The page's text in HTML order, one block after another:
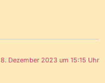
8. Dezember 2023 um 15:15 Uhr